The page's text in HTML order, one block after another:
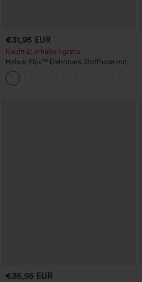
€31,95 EUR
Kaufe 2, erhalte 1 gratis
Halara Flex™ Dehnbare Stoffhose mit
hohem Bund und Seitentasche hinten
€35,95 EUR